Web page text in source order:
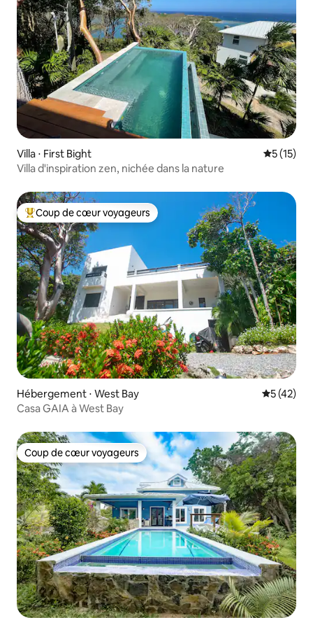
Villa ⋅ First Bight
5 (15)
Villa d'inspiration zen, nichée dans la nature
Coups de cœur voyageurs les plus appréciés
Coup de cœur voyageurs
Hébergement ⋅ West Bay
5 (42)
Casa GAIA à West Bay
Coup de cœur voyageurs
Coup de cœur voyageurs